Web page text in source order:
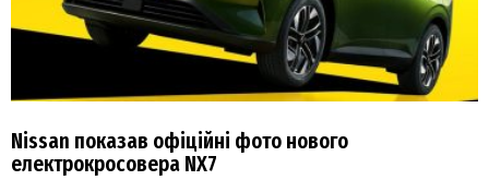
Nissan показав офіційні фото нового
електрокросовера NX7